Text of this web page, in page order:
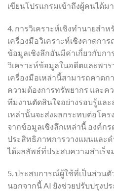
เขียนโปรแกรมเข้าถึงผู้คนได้ม
4. การวิเคราะห์เชิงทำนายสำ
เครื่องมือวิเคราะห์เชิงคาดกา
ข้อมูลเชิงลึกอันมีค่าเกี่ยวกับกา
วิเคราะห์ข้อมูลในอดีตและพา
เครื่องมือเหล่านี้สามารถคาดก
ความต้องการทรัพยากร และค
ทีมงานตัดสินใจอย่างรอบรู้แล
เหล่านั้นจะส่งผลกระทบต่อโคร
จากข้อมูลเชิงลึกเหล่านี้ องค์กร
ประสิทธิภาพการวางแผนและด
ได้ผลลัพธ์ที่ประสบความสำเร็
5. ประสบการณ์ผู้ใช้ที่เป็นส่วนตั
นอกจากนี้ AI ยังช่วยปรับปรุงป